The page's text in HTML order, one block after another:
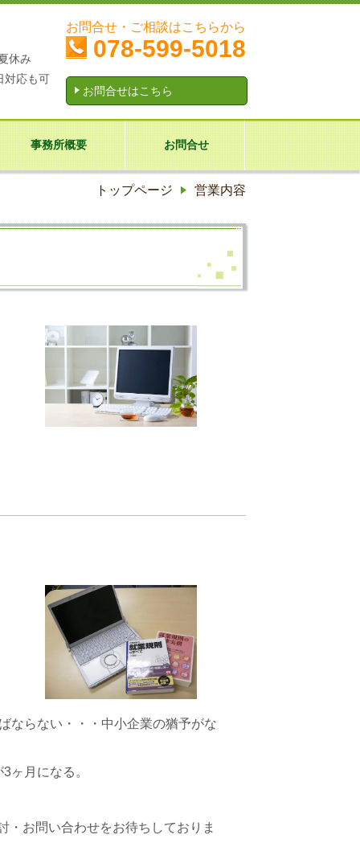
休み
対応も可
お問合せ・ご相談はこちらから
078-599-5018
お問合せはこちら
事務所概要 お問合せ
トップページ 営業内容
らない・・・中小企業の猶予がな
月になる。
・お問い合わせをお待ちしておりま